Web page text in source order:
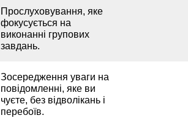
Прослуховування, яке
фокусується на
виконанні групових
завдань.
Зосередження уваги на
повідомленні, яке ви
чуєте, без відволікань і
перебоїв.